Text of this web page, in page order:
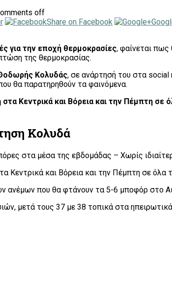
off
Share on Facebook
για την εποχή θερμοκρασίες, φαίνεται
της θερμοκρασίας.
Κολυδάς, σε ανάρτησή του στα social
θα παρατηρηθούν τα φαινόμενα.
Κεντρικά και Βόρεια και την Πέμπτη σε
Κολυδά
στα μέσα της εβδομάδας – Χωρίς
Κεντρικά και Βόρεια και την Πέμπτη σε όλα
ανέμων που θα φτάνουν τα 5-6 μποφόρ στο
μετά τους 37 με 38 τοπικά στα